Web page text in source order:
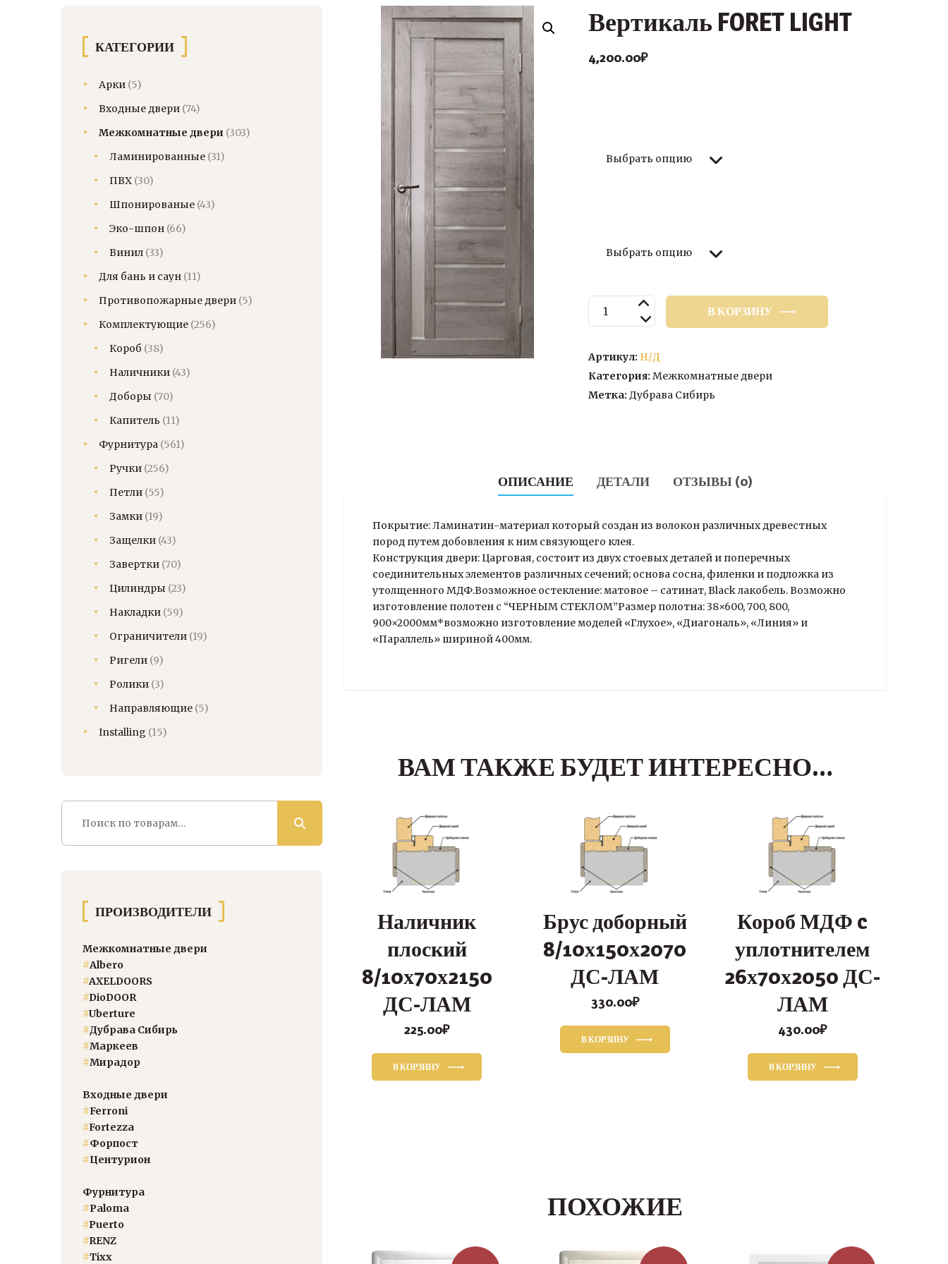
Вертикаль FORET LIGHT
4,200.00₽
Количество
товара
FORET
В КОРЗИНУ
Артикул: Н/Д
Категория: Межкомнатные двери
Метка: Дубрава Сибирь
ОПИСАНИЕ ДЕТАЛИ ОТЗЫВЫ (0)
Покрытие: Ламинатин-материал который создан из волокон различных древестных
пород путем добовления к ним связующего клея.
Конструкция двери: Царговая, состоит из двух стоевых деталей и поперечных
соединительных элементов различных сечений; основа сосна, филенки и подложка из
утолщенного МДФ.Возможное остекление: матовое – сатинат, Black лакобель. Возможно
изготовление полотен с “ЧЕРНЫМ СТЕКЛОМ”Размер полотна: 38×600, 700, 800,
900×2000мм*возможно изготовление моделей «Глухое», «Диагональ», «Линия» и
«Параллель» шириной 400мм.
ВАМ ТАКЖЕ БУДЕТ ИНТЕРЕСНО…
Наличник
плоский
8/10х70х2150
ДС-ЛАМ
225.00₽
В КОРЗИНУ
Брус доборный
8/10х150х2070
ДС-ЛАМ
330.00₽
В КОРЗИНУ
Короб МДФ c
уплотнителем
26х70х2050 ДС-
ЛАМ
430.00₽
В КОРЗИНУ
ПОХОЖИЕ
КАТЕГОРИИ
Арки (5)
Входные двери (74)
Межкомнатные двери (303)
Ламинированные (31)
ПВХ (30)
Шпонированые (43)
Эко-шпон (66)
Винил (33)
Для бань и саун (11)
Противопожарные двери (5)
Комплектующие (256)
Короб (38)
Наличники (43)
Доборы (70)
Капитель (11)
Фурнитура (561)
Ручки (256)
Петли (55)
Замки (19)
Защелки (43)
Завертки (70)
Цилиндры (23)
Накладки (59)
Ограничители (19)
Ригели (9)
Ролики (3)
Направляющие (5)
Installing (15)
Искать:
ПРОИЗВОДИТЕЛИ
Межкомнатные двери
#Albero
#AXELDOORS
#DioDOOR
#Uberture
#Дубрава Сибирь
#Маркеев
#Мирадор
Входные двери
#Ferroni
#Fortezza
#Форпост
#Центурион
Фурнитура
#Paloma
#Puerto
#RENZ
#Тixx